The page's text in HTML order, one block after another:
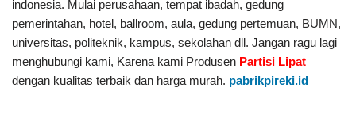
indonesia. Mulai perusahaan, tempat ibadah, gedung
pemerintahan, hotel, ballroom, aula, gedung pertemuan, BUMN,
universitas, politeknik, kampus, sekolahan dll. Jangan ragu lagi
menghubungi kami, Karena kami Produsen Partisi Lipat
dengan kualitas terbaik dan harga murah. pabrikpireki.id